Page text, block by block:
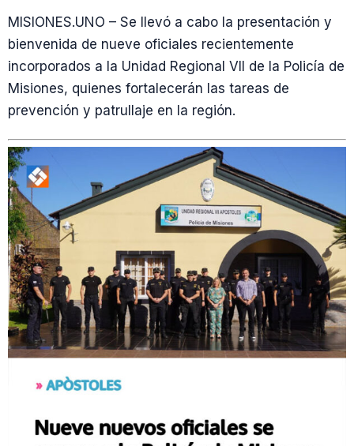
MISIONES.UNO – Se llevó a cabo la presentación y
bienvenida de nueve oficiales recientemente
incorporados a la Unidad Regional VII de la Policía de
Misiones, quienes fortalecerán las tareas de
prevención y patrullaje en la región.